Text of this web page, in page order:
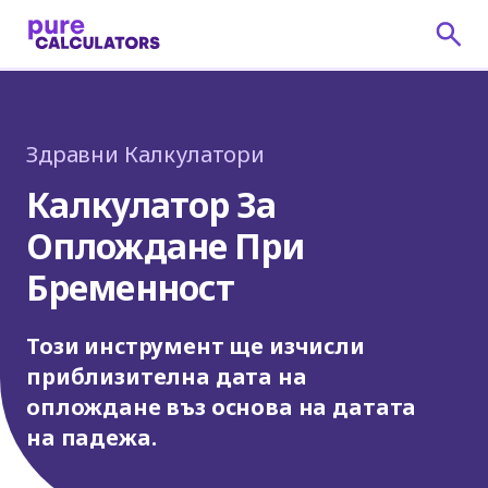
Здравни Калкулатори
Калкулатор За
Оплождане При
Бременност
Този инструмент ще изчисли
приблизителна дата на
оплождане въз основа на датата
на падежа.